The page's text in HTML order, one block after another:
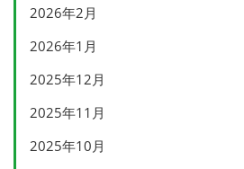
2026年2月
2026年1月
2025年12月
2025年11月
2025年10月